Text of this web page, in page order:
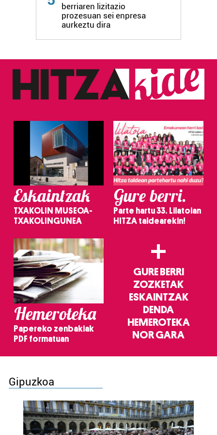
berriaren lizitazio
prozesuan sei enpresa
aurkeztu dira
Eskaintzak
TXAKOLIN MUSEOA-
TXAKOLINGUNEA
Gure berri.
Parte hartu 33. Lilatoian
HITZA taldearekin!
Hemeroteka
Papereko zenbakiak
PDF formatuan
+
GURE BERRI
ZOZKETAK
ESKAINTZAK
DENDA
HEMEROTEKA
NOR GARA
Gipuzkoa